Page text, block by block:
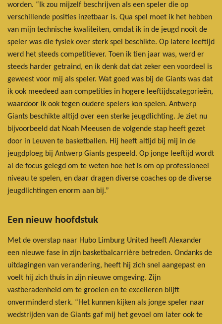
worden. “Ik zou mijzelf beschrijven als een speler die op
verschillende posities inzetbaar is. Qua spel moet ik het hebben
van mijn technische kwaliteiten, omdat ik in de jeugd nooit de
speler was die fysiek over sterk spel beschikte. Op latere leeftijd
werd het steeds competitiever. Toen ik tien jaar was, werd er
steeds harder getraind, en ik denk dat dat zeker een voordeel is
geweest voor mij als speler. Wat goed was bij de Giants was dat
ik ook meedeed aan competities in hogere leeftijdscategorieën,
waardoor ik ook tegen oudere spelers kon spelen. Antwerp
Giants beschikte altijd over een sterke jeugdlichting. Je ziet nu
bijvoorbeeld dat Noah Meeusen de volgende stap heeft gezet
door in Leuven te basketballen. Hij heeft altijd bij mij in de
jeugdploeg bij Antwerp Giants gespeeld. Op jonge leeftijd wordt
al de focus gelegd om te weten hoe het is om op professioneel
niveau te spelen, en daar dragen diverse coaches op de diverse
jeugdlichtingen enorm aan bij.”
Een nieuw hoofdstuk
Met de overstap naar Hubo Limburg United heeft Alexander
een nieuwe fase in zijn basketbalcarrière betreden. Ondanks de
uitdagingen van verandering, heeft hij zich snel aangepast en
voelt hij zich thuis in zijn nieuwe omgeving. Zijn
vastberadenheid om te groeien en te excelleren blijft
onverminderd sterk. “Het kunnen kijken als jonge speler naar
wedstrijden van de Giants gaf mij het gevoel om later ook te